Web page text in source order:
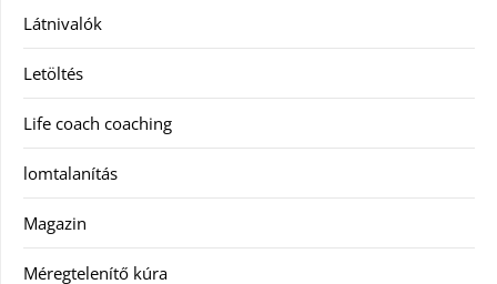
Látnivalók
Letöltés
Life coach coaching
lomtalanítás
Magazin
Méregtelenítő kúra